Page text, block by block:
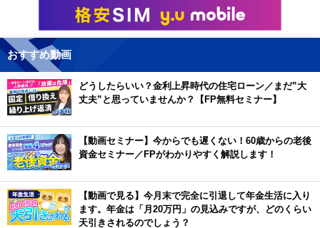
おすすめ動画
どうしたらいい？金利上昇時代の住宅ローン／まだ”大
丈夫”と思っていませんか？【FP無料セミナー】
【動画セミナー】今からでも遅くない！60歳からの老後
資金セミナー／FPがわかりやすく解説します！
【動画で見る】今月末で完全に引退して年金生活に入り
ます。年金は「月20万円」の見込みですが、どのくらい
天引きされるのでしょう？